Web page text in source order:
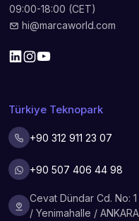
09:00-18:00 (CET)
hi@marcaworld.com
Türkiye Teknopark
+90 312 911 23 07
+90 507 406 44 98
Cevat Dündar Cd. No:
/ Yenimahalle / ANKARA